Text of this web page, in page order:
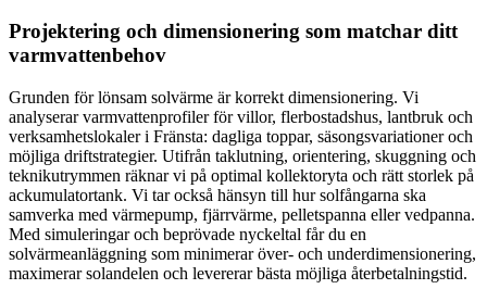
Projektering och dimensionering som matchar ditt
varmvattenbehov
Grunden för lönsam solvärme är korrekt dimensionering. Vi
analyserar varmvattenprofiler för villor, flerbostadshus, lantbruk och
verksamhetslokaler i Fränsta: dagliga toppar, säsongsvariationer och
möjliga driftstrategier. Utifrån taklutning, orientering, skuggning och
teknikutrymmen räknar vi på optimal kollektoryta och rätt storlek på
ackumulatortank. Vi tar också hänsyn till hur solfångarna ska
samverka med värmepump, fjärrvärme, pelletspanna eller vedpanna.
Med simuleringar och beprövade nyckeltal får du en
solvärmeanläggning som minimerar över- och underdimensionering,
maximerar solandelen och levererar bästa möjliga återbetalningstid.